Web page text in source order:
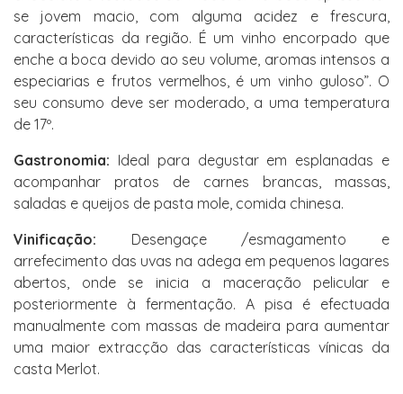
se jovem macio, com alguma acidez e frescura,
características da região. É um vinho encorpado que
enche a boca devido ao seu volume, aromas intensos a
especiarias e frutos vermelhos, é um vinho guloso”. O
seu consumo deve ser moderado, a uma temperatura
de 17º.
Gastronomia: Ideal para degustar em esplanadas e
acompanhar pratos de carnes brancas, massas,
saladas e queijos de pasta mole, comida chinesa.
Vinificação: Desengaçe /esmagamento e
arrefecimento das uvas na adega em pequenos lagares
abertos, onde se inicia a maceração pelicular e
posteriormente à fermentação. A pisa é efectuada
manualmente com massas de madeira para aumentar
uma maior extracção das características vínicas da
casta Merlot.